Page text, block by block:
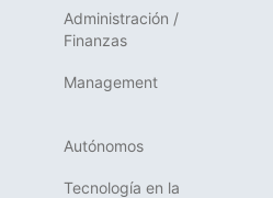
Administración /
Finanzas
Management
Autónomos
Tecnología en la